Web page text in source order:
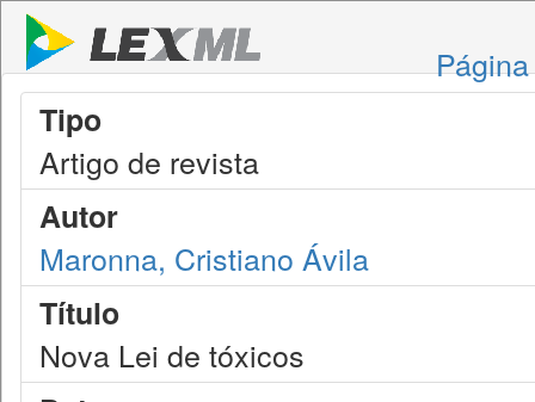
Tipo
Artigo de revista
Autor
Maronna, Cristiano Ávila
Título
Nova Lei de tóxicos